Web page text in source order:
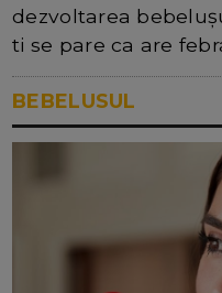
dezvoltarea
ti se pare ca are
BEBELUSUL